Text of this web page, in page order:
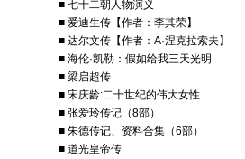
■ 七十二朝人物演义
■ 爱迪生传【作者：李其荣】
■ 达尔文传【作者：A·涅克拉索夫】
■ 海伦·凯勒：假如给我三天光明
■ 梁启超传
■ 宋庆龄:二十世纪的伟大女性
■ 张爱玲传记（8部）
■ 朱德传记、资料合集（6部）
■ 道光皇帝传